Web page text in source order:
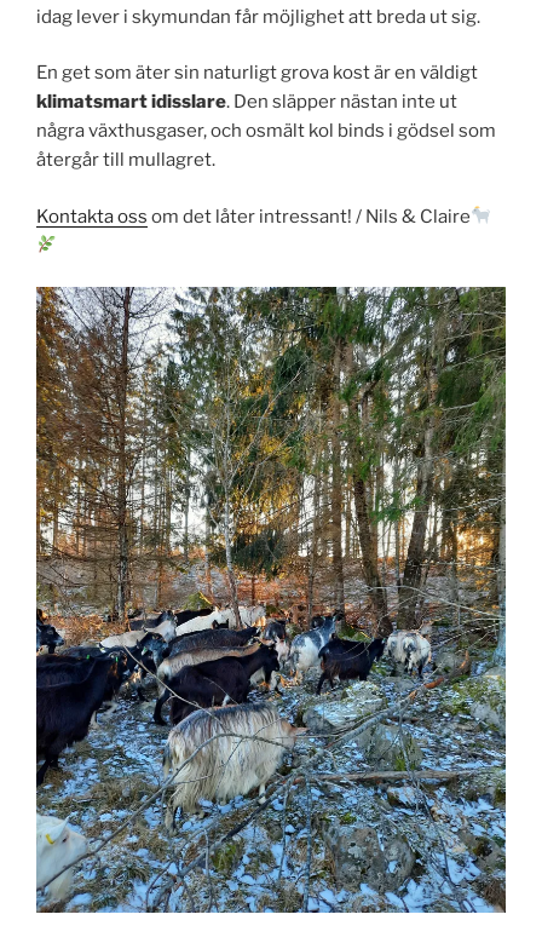
idag lever i skymundan får möjlighet att breda ut sig.
En get som äter sin naturligt grova kost är en väldigt
klimatsmart idisslare. Den släpper nästan inte ut
några växthusgaser, och osmält kol binds i gödsel som
återgår till mullagret.
Kontakta oss om det låter intressant! / Nils & Claire